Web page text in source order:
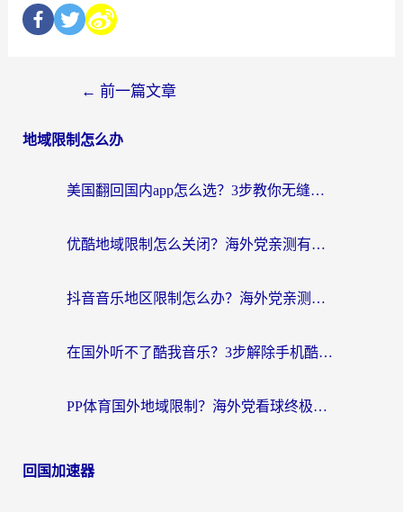
← 前一篇文章
地域限制怎么办
美国翻回国内app怎么选？3步教你无缝刷剧、登12123、访问国内网站
优酷地域限制怎么关闭？海外党亲测有效的追剧加速器选择指南
抖音音乐地区限制怎么办？海外党亲测有效的听歌自由指南
在国外听不了酷我音乐？3步解除手机酷我音乐海外限制，附实测好用加速器
PP体育国外地域限制？海外党看球终极方案：从欧洲杯到奥运会，中文解说不卡顿！
回国加速器